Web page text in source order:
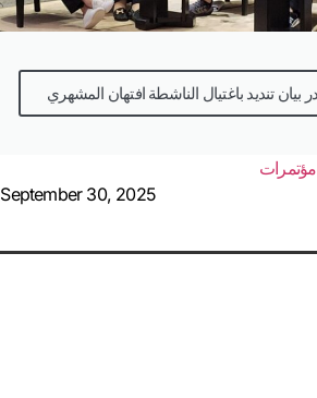
مؤتمرات
September 30, 2025